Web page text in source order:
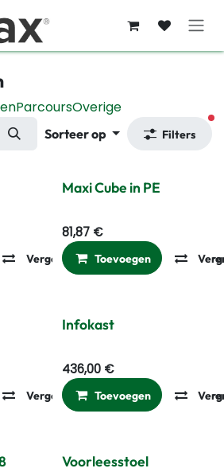
ParcoursOverige
Sorteer op Filters
Vergelijken Toevoegen aan
Maxi Cube in PE
81,87€
Toevoegen
Vergelijken Toevoegen aan
Infokast
436,00€
Toevoegen
Voorleesstoel